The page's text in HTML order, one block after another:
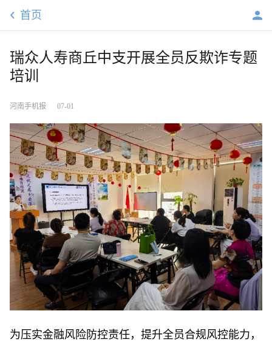
首页
瑞众人寿商丘中支开展全员反欺诈专题
培训
河南手机报 07-01
为压实金融风险防控责任，提升全员合规风控能力，